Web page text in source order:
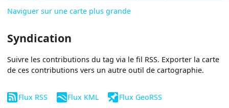
Naviguer sur une carte plus grande
Syndication
Suivre les contributions du tag via le fil RSS. Exporter la carte
de ces contributions vers un autre outil de cartographie.
Flux RSS Flux KML Flux GeoRSS